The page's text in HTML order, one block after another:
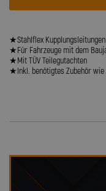
★Stahlflex Kupplungsleitungen
★Für Fahrzeuge mit dem
★Mit TÜV Teilegutachten
★Inkl. benötigtes Zubehör